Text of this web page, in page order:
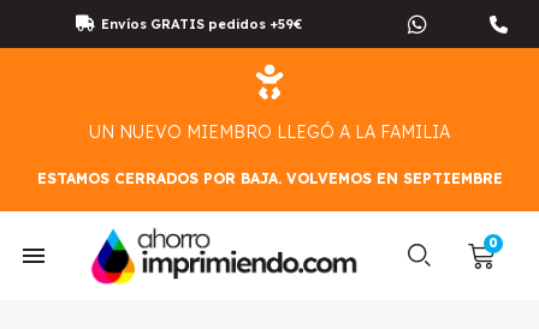
Envíos GRATIS pedidos +59€
UN NUEVO MIEMBRO LLEGÓ A LA FAMILIA
ESTAMOS CERRADOS POR BAJA. VOLVEMOS EN SEPTIEMBRE